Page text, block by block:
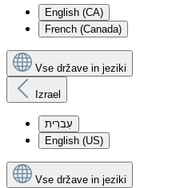
English (CA)
French (Canada)
Vse države in jeziki
Izrael
עִברִית
English (US)
Vse države in jeziki